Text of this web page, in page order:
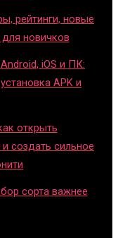
рейтинги, новые
новичков
iOS и ПК:
APK и
открыть
создать сильное
сорта важнее